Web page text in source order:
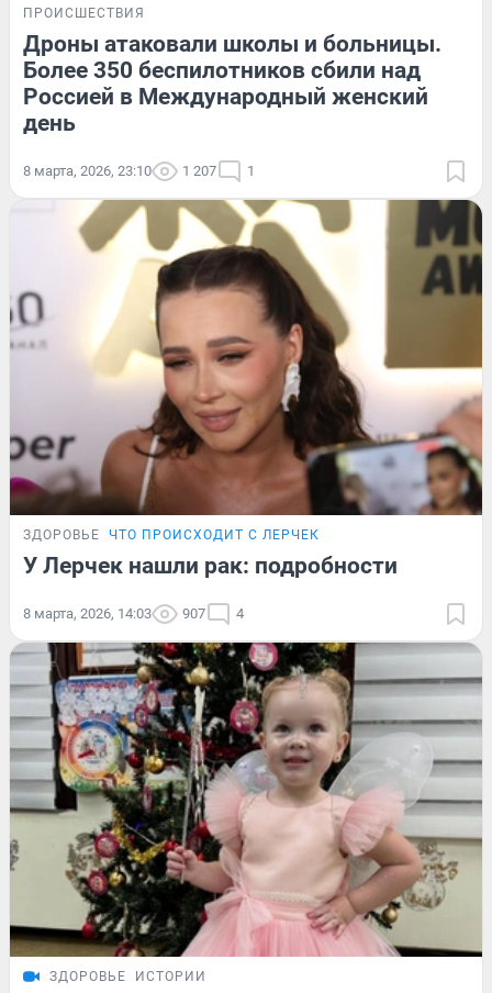
ПРОИСШЕСТВИЯ
Дроны атаковали школы и больницы.
Более 350 беспилотников сбили над
Россией в Международный женский
день
8 марта, 2026, 23:10 1 207 1
ЗДОРОВЬЕ ЧТО ПРОИСХОДИТ С ЛЕРЧЕК
У Лерчек нашли рак: подробности
8 марта, 2026, 14:03 907 4
ЗДОРОВЬЕ ИСТОРИИ